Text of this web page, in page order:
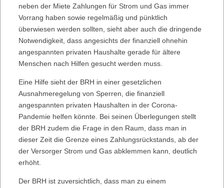
neben der Miete Zahlungen für Strom und Gas immer
Vorrang haben sowie regelmäßig und pünktlich
überwiesen werden sollten, sieht aber auch die dringende
Notwendigkeit, dass angesichts der finanziell ohnehin
angespannten privaten Haushalte gerade für ältere
Menschen nach Hilfen gesucht werden muss.
Eine Hilfe sieht der BRH in einer gesetzlichen
Ausnahmeregelung von Sperren, die finanziell
angespannten privaten Haushalten in der Corona-
Pandemie helfen könnte. Bei seinen Überlegungen stellt
der BRH zudem die Frage in den Raum, dass man in
dieser Zeit die Grenze eines Zahlungsrückstands, ab der
der Versorger Strom und Gas abklemmen kann, deutlich
erhöht.
Der BRH ist zuversichtlich, dass man zu einem